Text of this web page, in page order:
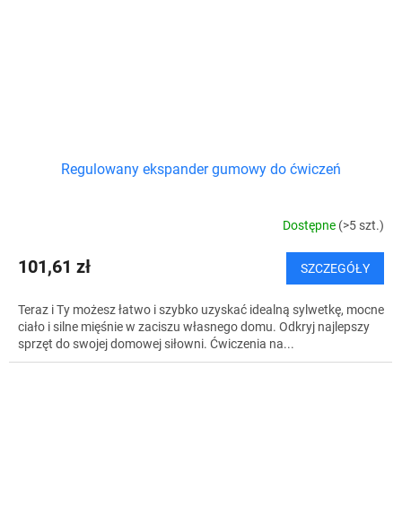
Regulowany ekspander gumowy do ćwiczeń
Dostępne (>5 szt.)
101,61 zł SZCZEGÓŁY
Teraz i Ty możesz łatwo i szybko uzyskać idealną sylwetkę, mocne
ciało i silne mięśnie w zaciszu własnego domu. Odkryj najlepszy
sprzęt do swojej domowej siłowni. Ćwiczenia na...